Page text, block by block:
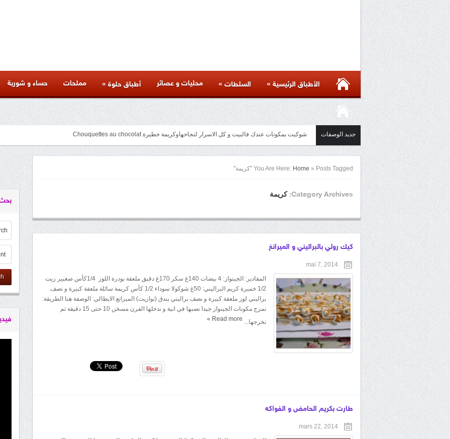
الأطباق الرئيسية » السلطات » محليات و عصائر أطباق حلوة » مملحات حساء و شوربة
جديد الوصفات مائدة أسيوية بأكثر من ست وصفات متنوعة لذيذة بأسرار المطاعم وكل المراحل والنصائح والمكونات الخاصة بها
You Are Here: Home » Posts Tagged "كريمة"
Category Archives: كريمة
كيك رولي بالبراليني و الميرانغ
mai 7, 2014
المقادير: الجينواز: 4 بيضات 140غ سكر 170غ دقيق ملعقة بودرة اللوز 1/4كأس صغيير زيت
1/2 خميرة كريم البراليني: 50غ شوكولا سوداء 1/2 كأس كريمة سائلة ملعقة كبيرة و نصف
براليني لوز ملعقة كبيرة و نصف براليني بندق (نوازيت) الميرانغ الايطالي: الوصفة هنا الطريقة:
نمزج مكونات الجينواز جيدا نصبها في انية و ندخلها الفرن مسخن 10 حتى 15 دقيقة ثم
نخرجها... Read more
»
طارت بكريم الحامض و الفواكه
mars 22, 2014